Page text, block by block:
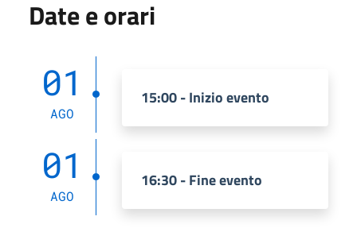
Date e orari
01
AGO
15:00 - Inizio evento
01
AGO
16:30 - Fine evento